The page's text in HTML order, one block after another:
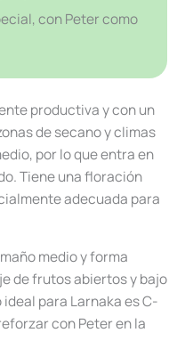
con Peter como
productiva y con un
de secano y climas
por lo que entra en
Tiene una floración
adecuada para
medio y forma
de frutos abiertos y bajo
para Larnaka es C-
con Peter en la